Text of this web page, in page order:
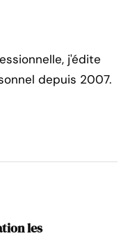
j'édite
depuis 2007.
les